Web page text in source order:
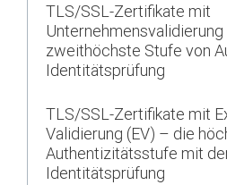
TLS/SSL-Zertifikate mit
zweithöchste Stufe von
Identitätsprüfung
TLS/SSL-Zertifikate mit
Validierung (EV) – die
Authentizitätsstufe mit
Identitätsprüfung